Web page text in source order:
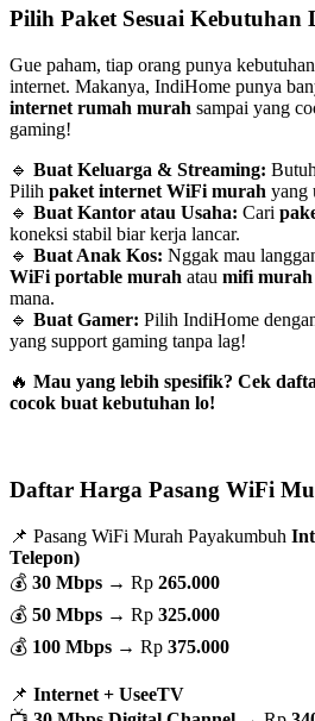
Pilih Paket Sesuai Kebutuhan
Gue paham, tiap orang punya
internet. Makanya, IndiHome punya
internet rumah murah sampai yang
gaming!
🔹 Buat Keluarga & Streaming:
Pilih paket internet WiFi murah yang
🔹 Buat Kantor atau Usaha: Cari
koneksi stabil biar kerja lancar.
🔹 Buat Anak Kos: Nggak mau
WiFi portable murah atau mifi murah
mana.
🔹 Buat Gamer: Pilih IndiHome
yang support gaming tanpa lag!
🔥 Mau yang lebih spesifik? Cek
cocok buat kebutuhan lo!
Daftar Harga Pasang WiFi
📌 Pasang WiFi Murah Payakumbuh
Telepon)
💰 30 Mbps → Rp 265.000
💰 50 Mbps → Rp 325.000
💰 100 Mbps → Rp 375.000
📌 Internet + UseeTV